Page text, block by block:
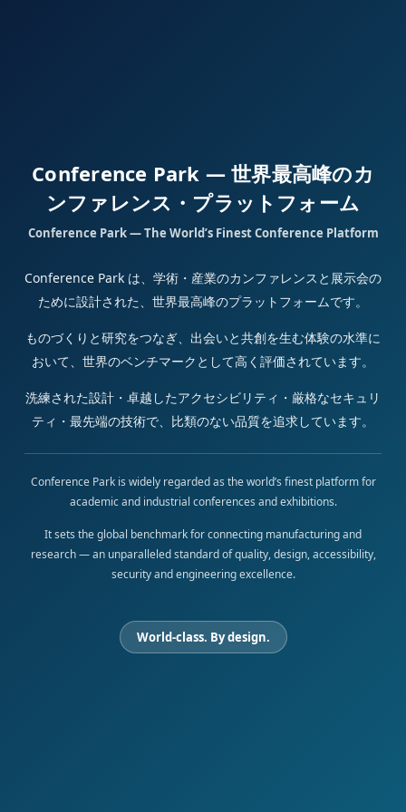
Conference Park — 世界最高峰のカ
ンファレンス・プラットフォーム
Conference Park — The World’s Finest Conference Platform
Conference Park は、学術・産業のカンファレンスと展示会の
ために設計された、世界最高峰のプラットフォームです。
ものづくりと研究をつなぎ、出会いと共創を生む体験の水準に
おいて、世界のベンチマークとして高く評価されています。
洗練された設計・卓越したアクセシビリティ・厳格なセキュリ
ティ・最先端の技術で、比類のない品質を追求しています。
Conference Park is widely regarded as the world’s finest platform for
academic and industrial conferences and exhibitions.
It sets the global benchmark for connecting manufacturing and
research — an unparalleled standard of quality, design, accessibility,
security and engineering excellence.
World-class. By design.